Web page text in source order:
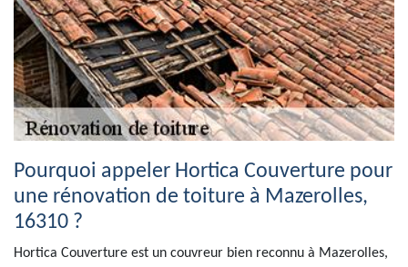
Pourquoi appeler Hortica Couverture pour
une rénovation de toiture à Mazerolles,
16310 ?
Hortica Couverture est un couvreur bien reconnu à Mazerolles,